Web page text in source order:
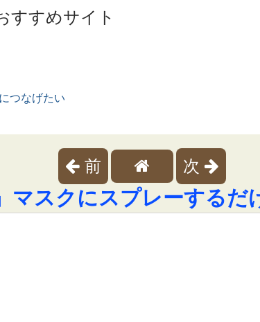
すすめサイト
つなげたい
前 次
マスクにスプレーするだ